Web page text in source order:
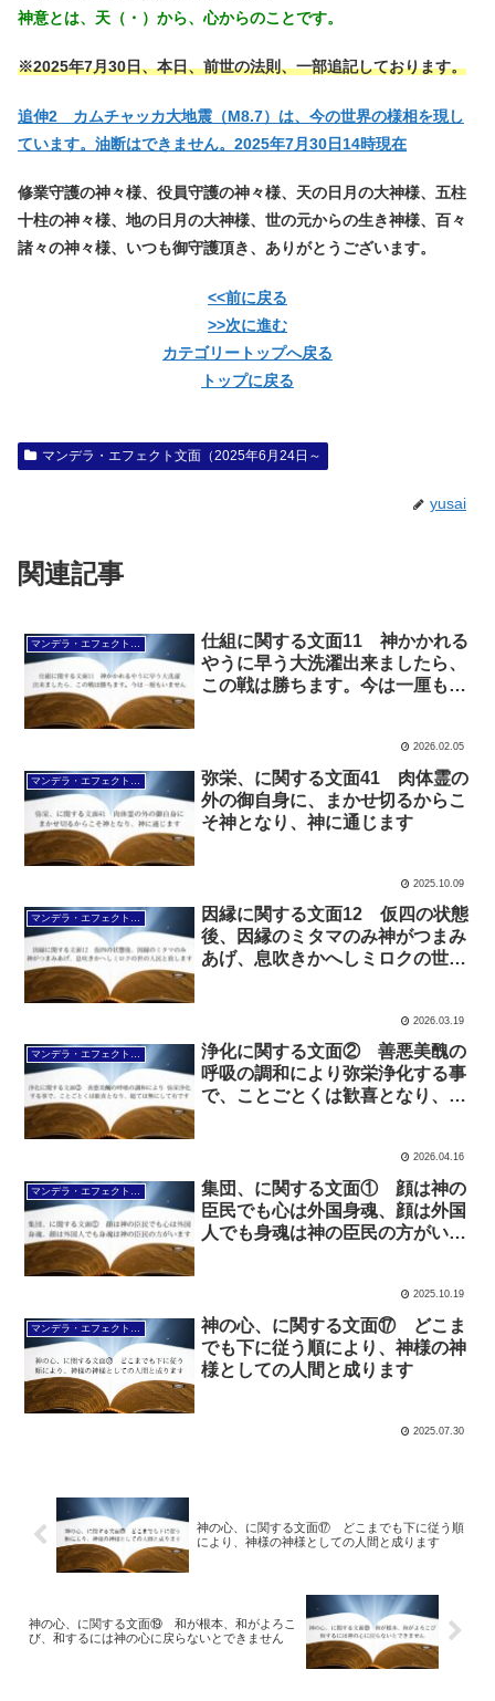
神意とは、天（・）から、心からのことです。
※2025年7月30日、本日、前世の法則、一部追記しております。
追伸2 カムチャッカ大地震（M8.7）は、今の世界の様相を現し
ています。油断はできません。2025年7月30日14時現在
修業守護の神々様、役員守護の神々様、天の日月の大神様、五柱
十柱の神々様、地の日月の大神様、世の元からの生き神様、百々
諸々の神々様、いつも御守護頂き、ありがとうございます。
<<前に戻る
>>次に進む
カテゴリートップへ戻る
トップに戻る
マンデラ・エフェクト文面（2025年6月24日～
yusai
関連記事
マンデラ・エフェクト文面（2025年6月24日～
仕組に関する文面11 神かかれる
やうに早う大洗濯出来ましたら、
この戦は勝ちます。今は一厘もい
2026.02.05
弥栄、に関する文面41 肉体霊の
外の御自身に、まかせ切るからこ
そ神となり、神に通じます
2025.10.09
因縁に関する文面12 仮四の状態
後、因縁のミタマのみ神がつまみ
あげ、息吹きかへしミロクの世の
2026.03.19
マンデラ・エフェクト文面（2025年6月24日～
浄化に関する文面② 善悪美醜の
呼吸の調和により弥栄浄化する事
で、ことごとくは歓喜となり、総
2026.04.16
マンデラ・エフェクト文面（2025年6月24日～
集団、に関する文面① 顔は神の
臣民でも心は外国身魂、顔は外国
人でも身魂は神の臣民の方がいま
2025.10.19
神の心、に関する文面⑰ どこま
でも下に従う順により、神様の神
様としての人間と成ります
2025.07.30
神の心、に関する文面⑰ どこまでも下に従う順
により、神様の神様としての人間と成ります
神の心、に関する文面⑲ 和が根本、和がよろこ
び、和するには神の心に戻らないとできません